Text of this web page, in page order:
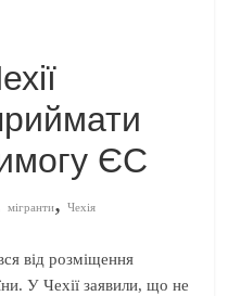
ЄС
мігранти,Чехія
від розміщення
У Чехії заявили, що не